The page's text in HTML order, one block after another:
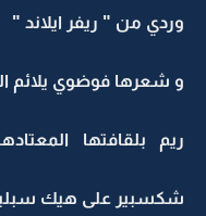
وردي من " ريفر ايلاند "
و شعرها فوضوي يلائم
ريم بلقافتها
شكسبير على هيك